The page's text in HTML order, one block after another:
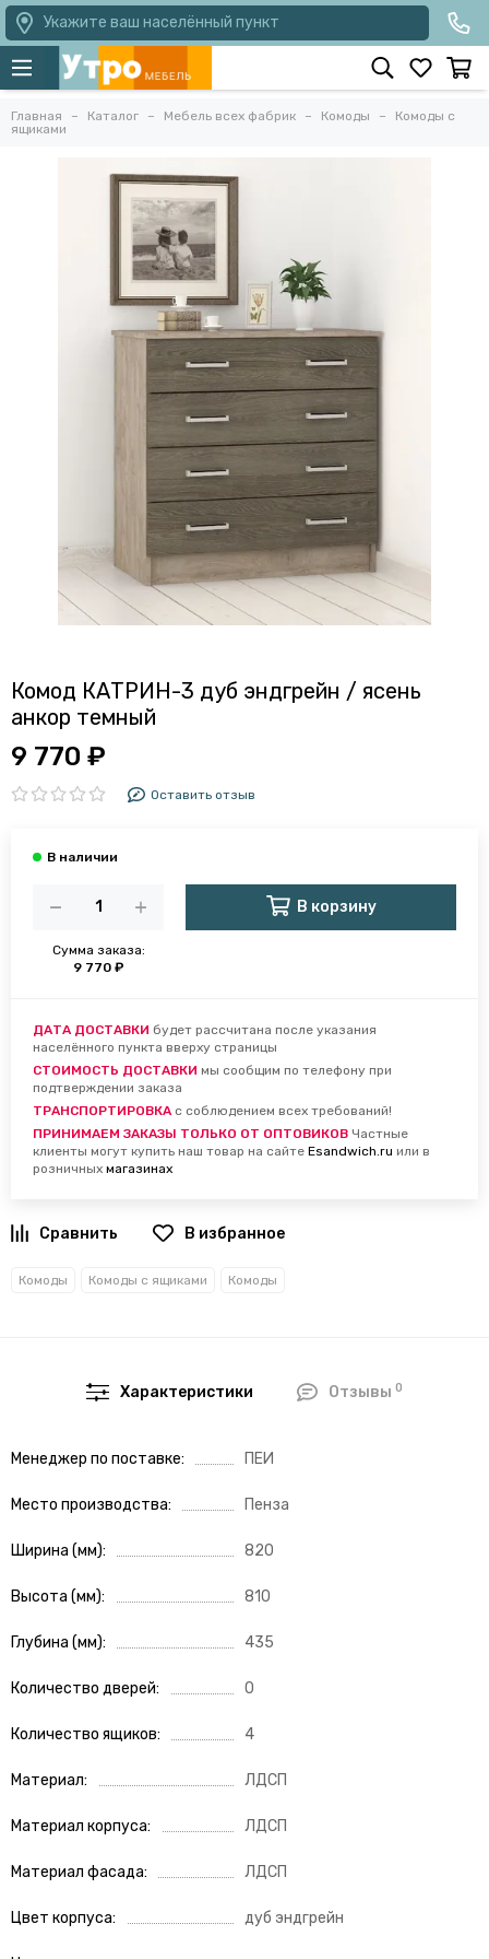
Укажите ваш населённый пункт
Главная Каталог Мебель всех фабрик Комоды
Комоды с
ящиками
Комод КАТРИН-3 дуб эндгрейн / ясень
анкор темный
9 770 ₽
Оставить отзыв
Сумма заказа:
9 770 ₽
В корзину
ДАТА ДОСТАВКИ будет рассчитана после указания
населённого пункта вверху страницы
СТОИМОСТЬ ДОСТАВКИ мы сообщим по телефону при
подтверждении заказа
ТРАНСПОРТИРОВКА с соблюдением всех требований!
ПРИНИМАЕМ ЗАКАЗЫ ТОЛЬКО ОТ ОПТОВИКОВ Частные
клиенты могут купить наш товар на сайте Esandwich.ru или в
розничных магазинах
В избранное
Комоды Комоды с ящиками Комоды
Характеристики Отзывы 0
Менеджер по поставке ПЕИ
Место производства Пенза
Ширина (мм) 820
Высота (мм) 810
Глубина (мм) 435
Количество дверей 0
Количество ящиков 4
Материал ЛДСП
Материал корпуса ЛДСП
Материал фасада ЛДСП
Цвет корпуса дуб эндгрейн